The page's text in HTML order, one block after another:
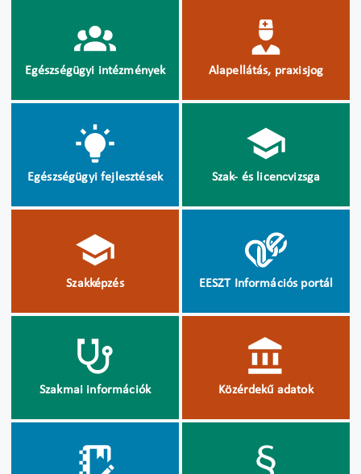
Egészségügyi intézmények Alapellátás, praxisjog
Egészségügyi fejlesztések Szak- és licencvizsga
Szakképzés EESZT Információs portál
Szakmai információk Közérdekű adatok